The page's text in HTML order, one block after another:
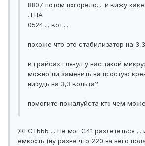
8807 потом погорело.... и вижу
..EHA
0524.... вот....
похоже что это стабилизатор на
в прайсах глянул у нас такой
можно ли заменить на простую
нибудь на 3,3 вольта?
помогите пожалуйста кто чем
ЖЕСТЬЬЬ ... Не мог C41 разлететься ...
емкость (ну разве что 220 на него